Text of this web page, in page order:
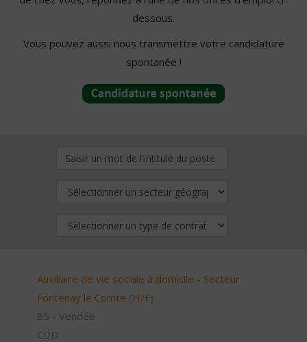
dessous.
Vous pouvez aussi nous transmettre votre candidature
spontanée !
Auxiliaire de vie sociale à domicile - Secteur
Fontenay le Comte (H/F)
85 - Vendée
CDD